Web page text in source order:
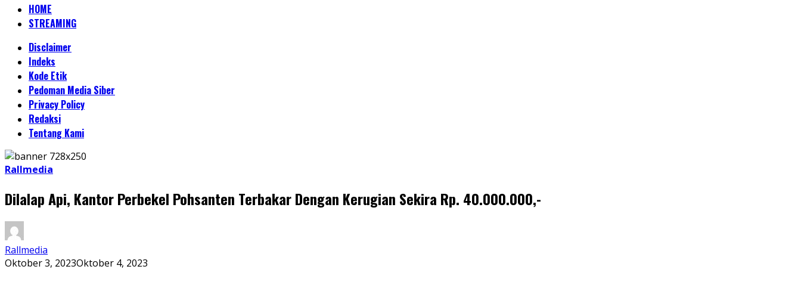
HOME
STREAMING
Disclaimer
Indeks
Kode Etik
Pedoman Media Siber
Privacy Policy
Redaksi
Tentang Kami
Rallmedia
Dilalap Api, Kantor Perbekel Pohsanten Terbakar Dengan Kerugian Sekira Rp. 40.000.000,-
Rallmedia
Oktober 3, 2023Oktober 4, 2023